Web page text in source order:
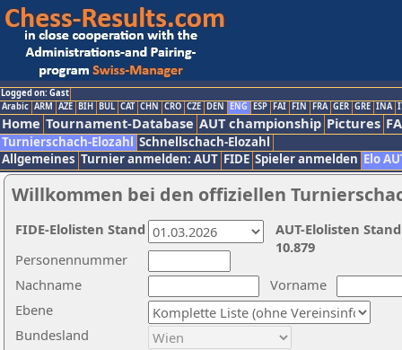
Logged on: Gast
Arabic ARM AZE BIH BUL CAT CHN CRO CZE DEN ENG ESP FAI FIN FRA GER GRE INA
Home Tournament-Database AUT championship Pictures
Turnierschach-Elozahl Schnellschach-Elozahl
Allgemeines Turnier anmelden: AUT FIDE Spieler anmelden Elo
Willkommen bei den offiziellen
Nachname
Vorname
Ebene
Personennummer
Bundesland
AUT-Elolisten
10.879
FIDE-Elolisten Stand